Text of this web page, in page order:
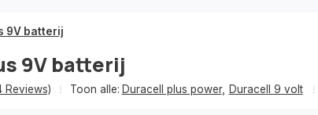
9V batterij
9V batterij
Reviews) Toon alle: Duracell plus power, Duracell 9 volt